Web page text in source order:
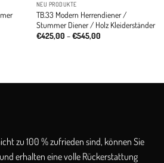
NEU PRODUKTE
TB.33 Modern Herrendiener /
Stummer Diener / Holz Kleiderständer
€425,00 –€545,00Price
zu 100 % zufrieden sind, können Sie
erhalten eine volle Rückerstattung